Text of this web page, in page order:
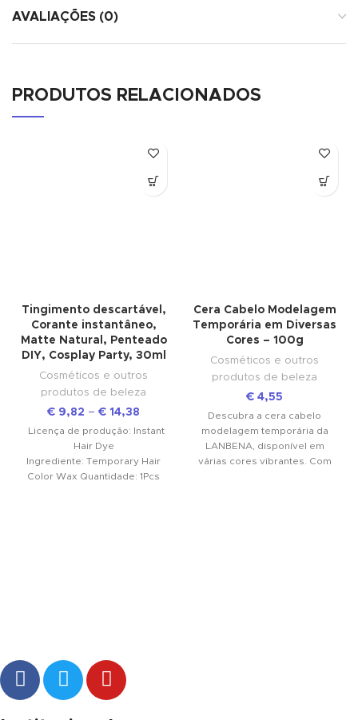
AVALIAÇÕES (0)
PRODUTOS RELACIONADOS
Tingimento descartável,
Corante instantâneo,
Matte Natural, Penteado
DIY, Cosplay Party, 30ml
Cosméticos e outros
produtos de beleza
€ 9,82 – € 14,38
Licença de produção: Instant
Hair Dye
Ingrediente: Temporary Hair
Color Wax Quantidade: 1Pcs
Cera Cabelo Modelagem
Temporária em Diversas
Cores – 100g
Cosméticos e outros
produtos de beleza
€ 4,55
Descubra a cera cabelo
modelagem temporária da
LANBENA, disponível em
várias cores vibrantes. Com